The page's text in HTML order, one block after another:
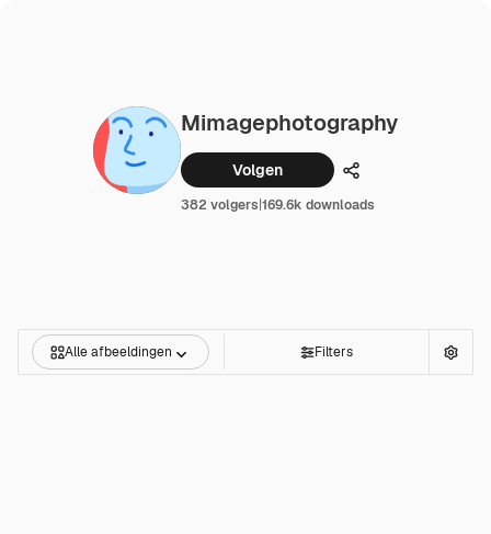
Mimagephotography
Volgen Delen
382 volgers|169.6k downloads
Alle afbeeldingen Filters